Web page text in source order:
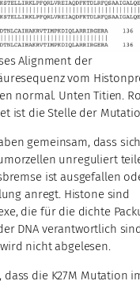
Alignment der
vom
normal. Unten Titien.
ist die Stelle der
gemeinsam, dass
unreguliert
ist ausgefallen
anregt. Histone sind
die für die dichte
DNA verantwortlich
nicht abgelesen.
, dass die K27M Mutation